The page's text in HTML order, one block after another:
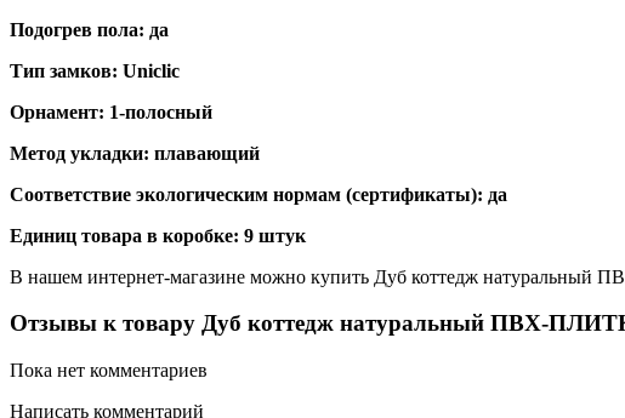
Подогрев пола: да
Тип замков: Uniclic
Орнамент: 1-полосный
Метод укладки: плавающий
Соответствие экологическим нормам (сертификаты): да
Единиц товара в коробке: 9 штук
В нашем интернет-магазине можно купить Дуб коттедж натуральный
Отзывы к товару Дуб коттедж натуральный ПВХ-
Пока нет комментариев
Написать комментарий